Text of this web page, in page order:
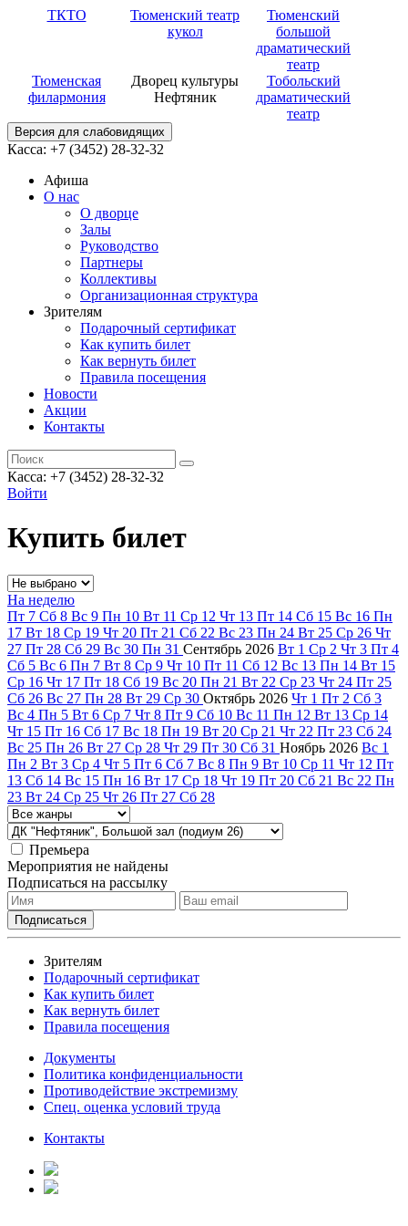
ТКТО
Тюменский театр
кукол
Тюменский
большой
драматический
театр
Тюменская
филармония
Дворец культуры
Нефтяник
Тобольский
драматический
театр
Версия для слабовидящих
Касса: +7 (3452) 28-32-32
Афиша
О нас
О дворце
Залы
Руководство
Партнеры
Коллективы
Организационная структура
Зрителям
Подарочный сертификат
Как купить билет
Как вернуть билет
Правила посещения
Новости
Акции
Контакты
Касса: +7 (3452) 28-32-32
Войти
Купить билет
На неделю
Пт 7 Сб 8 Вс 9 Пн 10 Вт 11 Ср 12 Чт 13 Пт 14 Сб 15 Вс 16 Пн
17 Вт 18 Ср 19 Чт 20 Пт 21 Сб 22 Вс 23 Пн 24 Вт 25 Ср 26 Чт
27 Пт 28 Сб 29 Вс 30 Пн 31 Сентябрь 2026 Вт 1 Ср 2 Чт 3 Пт 4
Сб 5 Вс 6 Пн 7 Вт 8 Ср 9 Чт 10 Пт 11 Сб 12 Вс 13 Пн 14 Вт 15
Ср 16 Чт 17 Пт 18 Сб 19 Вс 20 Пн 21 Вт 22 Ср 23 Чт 24 Пт 25
Сб 26 Вс 27 Пн 28 Вт 29 Ср 30 Октябрь 2026 Чт 1 Пт 2 Сб 3
Вс 4 Пн 5 Вт 6 Ср 7 Чт 8 Пт 9 Сб 10 Вс 11 Пн 12 Вт 13 Ср 14
Чт 15 Пт 16 Сб 17 Вс 18 Пн 19 Вт 20 Ср 21 Чт 22 Пт 23 Сб 24
Вс 25 Пн 26 Вт 27 Ср 28 Чт 29 Пт 30 Сб 31 Ноябрь 2026 Вс 1
Пн 2 Вт 3 Ср 4 Чт 5 Пт 6 Сб 7 Вс 8 Пн 9 Вт 10 Ср 11 Чт 12 Пт
13 Сб 14 Вс 15 Пн 16 Вт 17 Ср 18 Чт 19 Пт 20 Сб 21 Вс 22 Пн
23 Вт 24 Ср 25 Чт 26 Пт 27 Сб 28
Премьера
Мероприятия не найдены
Подписаться на рассылку
Зрителям
Подарочный сертификат
Как купить билет
Как вернуть билет
Правила посещения
Документы
Политика конфиденциальности
Противодействие экстремизму
Спец. оценка условий труда
Контакты